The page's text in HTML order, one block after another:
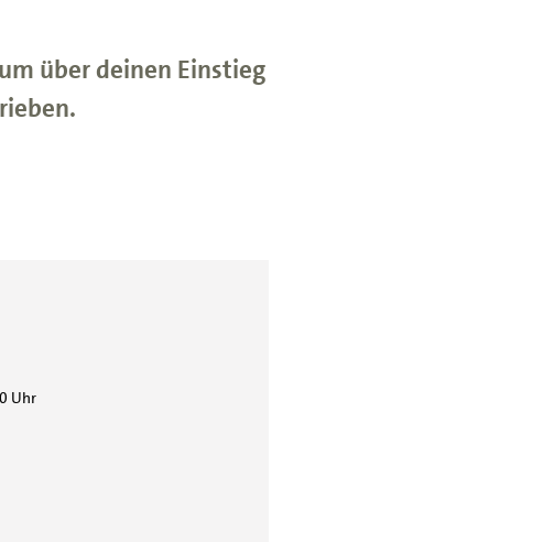
über deinen Einstieg
Uhr